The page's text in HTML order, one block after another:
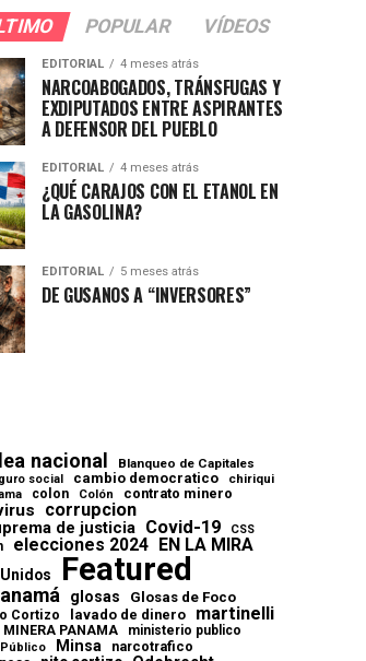
POPULAR VÍDEOS
EDITORIAL 4 meses atrás
NARCOABOGADOS, TRÁNSFUGAS Y
EXDIPUTADOS ENTRE ASPIRANTES
A DEFENSOR DEL PUEBLO
EDITORIAL 4 meses atrás
¿QUÉ CARAJOS CON EL ETANOL EN
LA GASOLINA?
EDITORIAL 5 meses atrás
DE GUSANOS A “INVERSORES”
nacional Blanqueo de Capitales
social cambio democratico chiriqui
colon Colón contrato minero
corrupcion
de justicia Covid-19 CSS
elecciones 2024 EN LA MIRA
Featured
glosas Glosas de Foco
Cortizo lavado de dinero martinelli
MINERA PANAMA ministerio publico
Minsa
narcotrafico